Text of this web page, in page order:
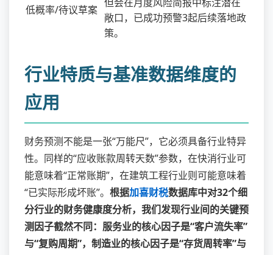
低概率/待议草案
敞口，已成功预警3起后续落地政
策。
行业特质与基准数据维度的
应用
财务预测不能是一张“万能尺”，它必须具备行业特异
性。同样的“应收账款周转天数”参数，在快消行业可
能意味着“正常账期”，在建筑工程行业则可能意味着
“已实际形成坏账”。 根据加喜财税数据库中对32个细
分行业的财务健康度分析，我们发现行业间的关键预
测因子截然不同：服务业的核心因子是“客户流失率”
与“复购周期”，制造业的核心因子是“存货周转率”与